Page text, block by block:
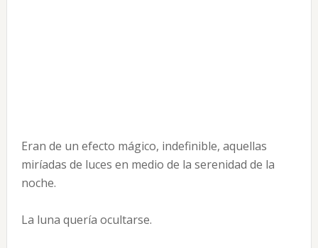
Eran de un efecto mágico, indefinible, aquellas
miríadas de luces en medio de la serenidad de la
noche.
La luna quería ocultarse.